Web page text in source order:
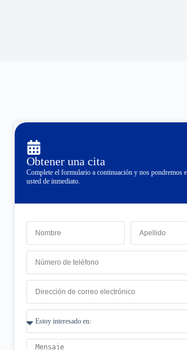
Obtener una cita
Complete el formulario a continuación y nos pondremos
usted de inmediato.